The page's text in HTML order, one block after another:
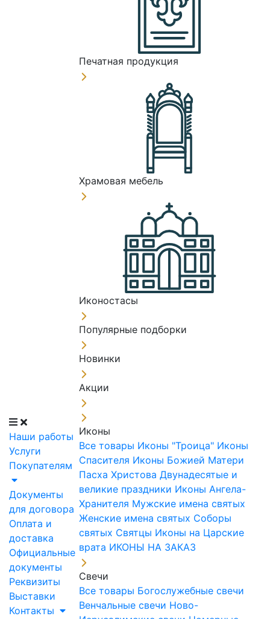
Наши работы
Услуги
Покупателям
Документы
для договора
Оплата и
доставка
Официальные
документы
Реквизиты
Выставки
Контакты
Печатная продукция
Храмовая мебель
Иконостасы
Популярные подборки
Новинки
Акции
Иконы
Все товары Иконы "Троица" Иконы
Спасителя Иконы Божией Матери
Пасха Христова Двунадесятые и
великие праздники Иконы Ангела-
Хранителя Мужские имена святых
Женские имена святых Соборы
святых Святцы Иконы на Царские
врата ИКОНЫ НА ЗАКАЗ
Свечи
Все товары Богослужебные свечи
Венчальные свечи Ново-